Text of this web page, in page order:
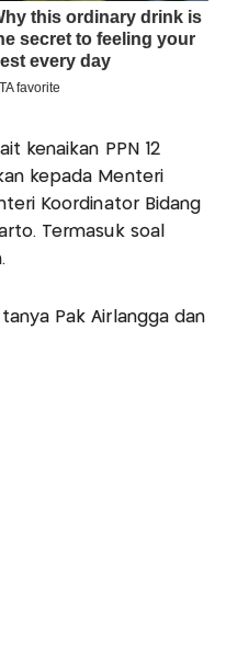
kenaikan PPN 12
kepada Menteri
Koordinator Bidang
Termasuk soal
Pak Airlangga dan